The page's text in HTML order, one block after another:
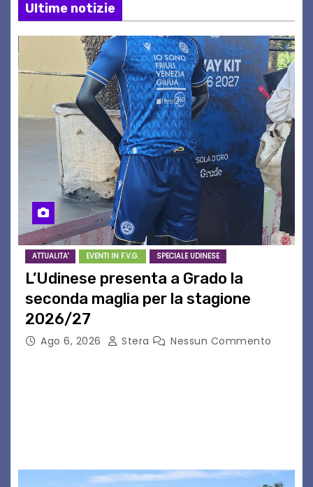
Ultime notizie
ATTUALITA' EVENTI IN F.V.G. SPECIALE UDINESE
L’Udinese presenta a Grado la
seconda maglia per la stagione
2026/27
Ago 6, 2026 Stera Nessun Commento